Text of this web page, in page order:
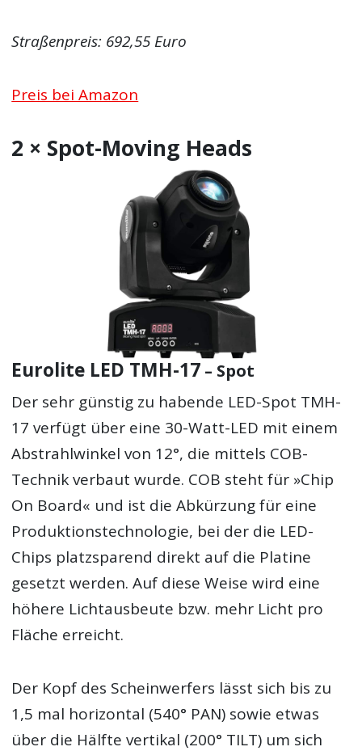
Straßenpreis: 692,55 Euro
Preis bei Amazon
2 × Spot-Moving Heads
Eurolite LED TMH-17 – Spot
Der sehr günstig zu habende LED-Spot TMH-
17 verfügt über eine 30-Watt-LED mit einem
Abstrahlwinkel von 12°, die mittels COB-
Technik verbaut wurde. COB steht für »Chip
On Board« und ist die Abkürzung für eine
Produktionstechnologie, bei der die LED-
Chips platzsparend direkt auf die Platine
gesetzt werden. Auf diese Weise wird eine
höhere Lichtausbeute bzw. mehr Licht pro
Fläche erreicht.
Der Kopf des Scheinwerfers lässt sich bis zu
1,5 mal horizontal (540° PAN) sowie etwas
über die Hälfte vertikal (200° TILT) um sich